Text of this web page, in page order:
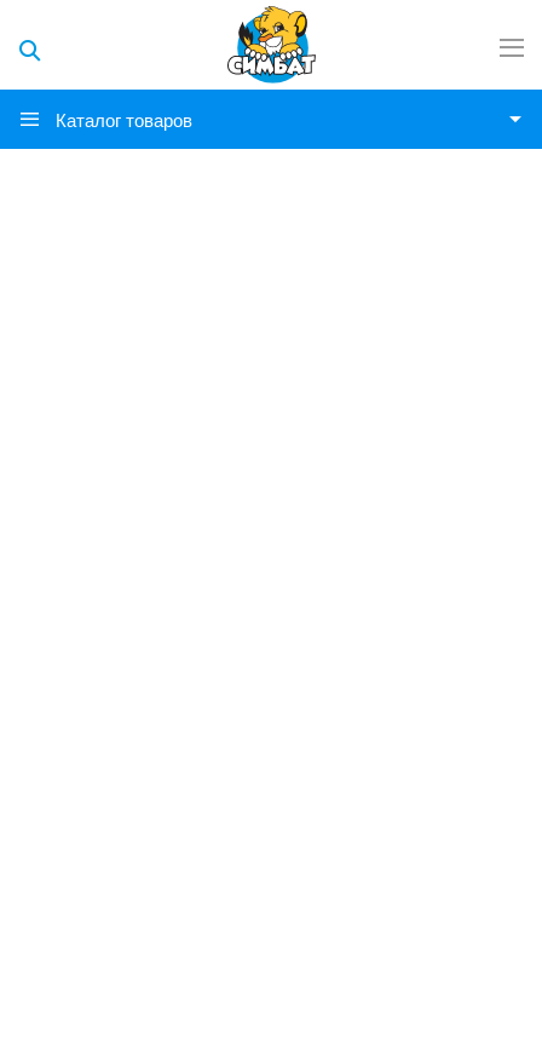
Каталог товаров